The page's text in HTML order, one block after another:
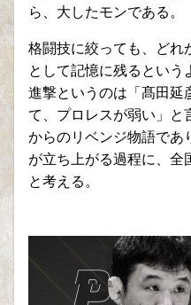
ら、大したモンである。
格闘技に絞っても、どれ
として記憶に残るとい
進撃というのは「髙田延
て、プロレスが弱い」と
からのリベンジ物語であ
が立ち上がる過程に、
と考える。